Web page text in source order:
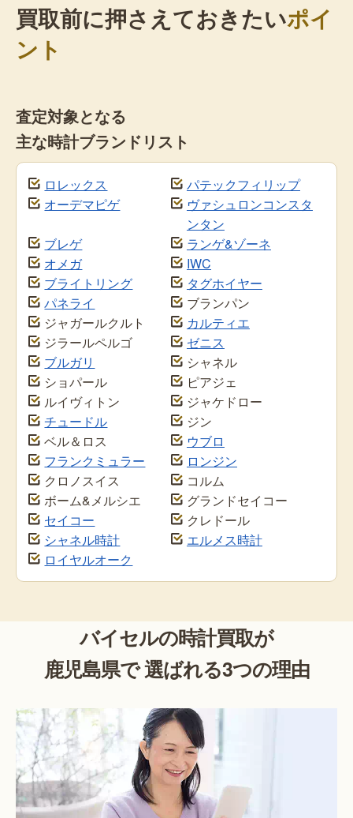
買取前に押さえておきたいポイ
ント
査定対象となる
主な時計ブランドリスト
ロレックス
パテックフィリップ
オーデマピゲ
ヴァシュロンコンスタ
ンタン
ブレゲ
ランゲ&ゾーネ
オメガ
IWC
ブライトリング
タグホイヤー
パネライ
ブランパン
ジャガールクルト
カルティエ
ジラールペルゴ
ゼニス
ブルガリ
シャネル
ショパール
ピアジェ
ルイヴィトン
ジャケドロー
チュードル
ジン
ベル＆ロス
ウブロ
フランクミュラー
ロンジン
クロノスイス
コルム
ボーム&メルシエ
グランドセイコー
セイコー
クレドール
シャネル時計
エルメス時計
ロイヤルオーク
バイセルの時計買取が
鹿児島県で 選ばれる3つの理由